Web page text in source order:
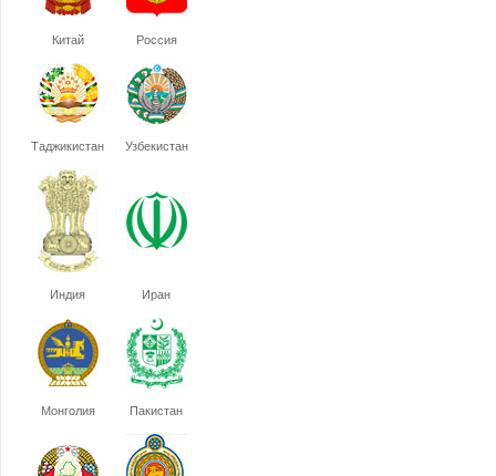
Китай Россия
Таджикистан Узбекистан
Индия Иран
Монголия Пакистан